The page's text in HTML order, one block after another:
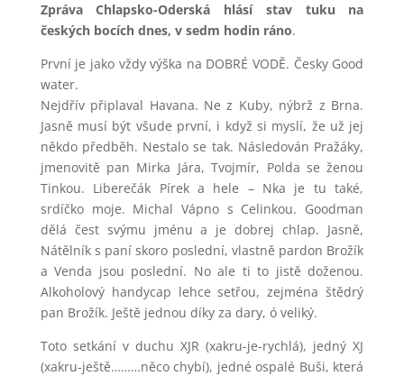
Zpráva Chlapsko-Oderská hlásí stav tuku na
českých bocích dnes, v sedm hodin ráno.
První je jako vždy výška na DOBRÉ VODĚ. Česky Good
water.
Nejdřív připlaval Havana. Ne z Kuby, nýbrž z Brna.
Jasně musí být všude první, i když si myslí, že už jej
někdo předběh. Nestalo se tak. Následován Pražáky,
jmenovitě pan Mirka Jára, Tvojmír, Polda se ženou
Tinkou. Liberečák Pírek a hele – Nka je tu také,
srdíčko moje. Michal Vápno s Celinkou. Goodman
dělá čest svýmu jménu a je dobrej chlap. Jasně,
Nátělník s paní skoro poslední, vlastně pardon Brožík
a Venda jsou poslední. No ale ti to jistě doženou.
Alkoholový handycap lehce setřou, zejména štědrý
pan Brožík. Ještě jednou díky za dary, ó veliký.
Toto setkání v duchu XJR (xakru-je-rychlá), jedný XJ
(xakru-ještě………něco chybí), jedné ospalé Buši, která